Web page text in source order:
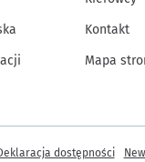
Kontakt
Mapa
dostępności